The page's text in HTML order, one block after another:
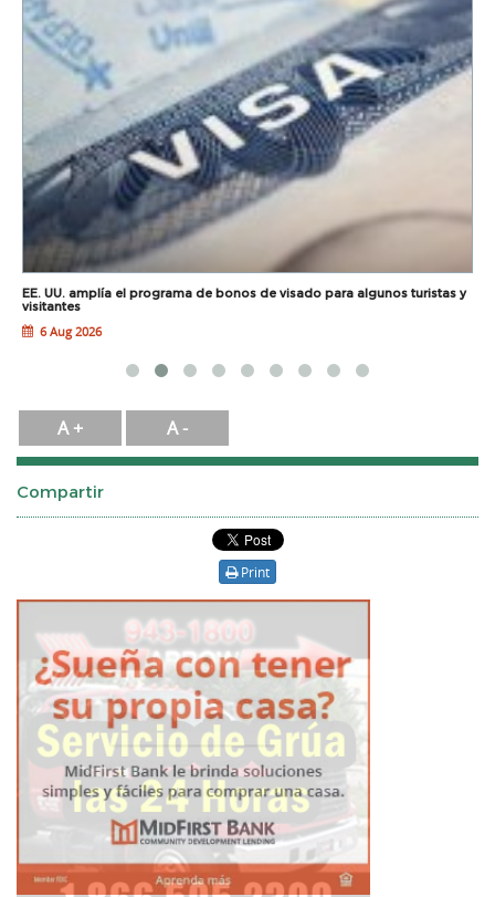
EE. UU. amplía el programa de bonos de visado para algunos turistas y
visitantes
6 Aug 2026
A + A -
Compartir
Print